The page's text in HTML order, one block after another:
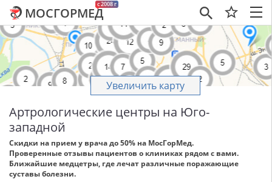
×
c 2008 г
МОСГОРМЕД
Увеличить карту
Артрологические центры на Юго-
западной
Скидки на прием у врача до 50% на МосГорМед.
Проверенные отзывы пациентов о клиниках рядом с вами.
Ближайшие медцетры, где лечат различные поражающие
суставы болезни.